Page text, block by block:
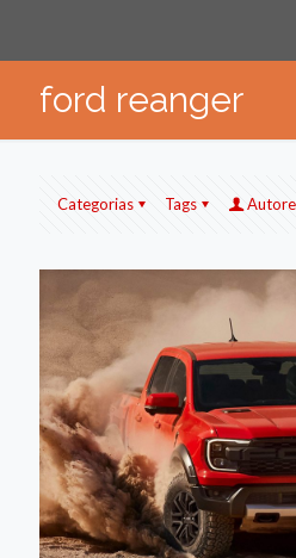
ford reanger
Categorias Tags